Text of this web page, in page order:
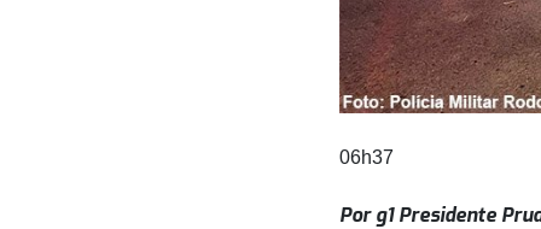
06h37
Por g1 Presidente